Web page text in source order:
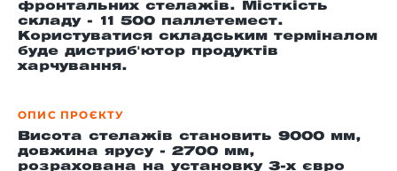
фронтальних стелажів. Місткість
складу - 11 500 паллетемест.
Користуватися складським терміналом
буде дистриб'ютор продуктів
харчування.
ОПИС ПРОЄКТУ
Висота стелажів становить 9000 мм,
довжина ярусу - 2700 мм,
розрахована на установку 3-х євро